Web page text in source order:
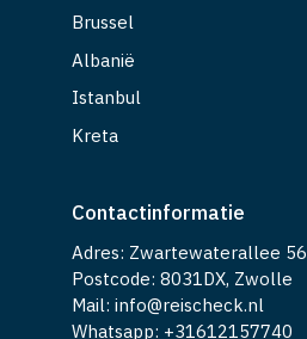
Brussel
Albanië
Istanbul
Kreta
Contactinformatie
Adres: Zwartewaterallee 56
Postcode: 8031DX, Zwolle
Mail: info@reischeck.nl
Whatsapp: +31612157740